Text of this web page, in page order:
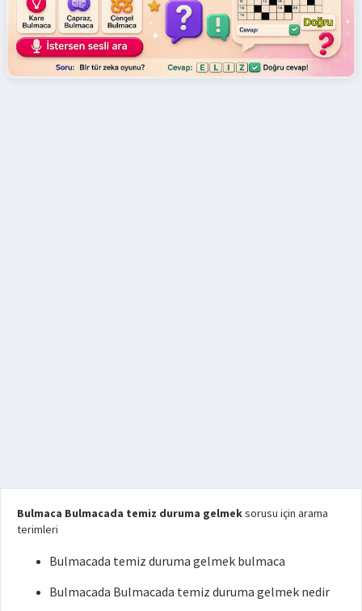
Bulmaca Bulmacada temiz duruma gelmeksorusu için arama
terimleri
Bulmacada temiz duruma gelmek bulmaca
Bulmacada Bulmacada temiz duruma gelmek nedir